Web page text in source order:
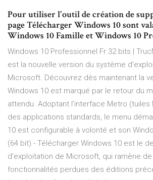
Pour utiliser l'outil de création de
page Télécharger Windows 10 sont
Windows 10 Famille et Windows 10
Windows 10 Professionnel Fr 32 bits |
est la nouvelle version du système
Microsoft. Découvrez dès maintenant la
Windows 10 est marqué par le retour du
attendu. Adoptant l’interface Metro (tuiles
des applications standards, le menu
10 est configurable à volonté et son
(64 bit) - Télécharger Windows 10 est le
d'exploitation de Microsoft, qui ramène
fonctionnalités perdues des éditions